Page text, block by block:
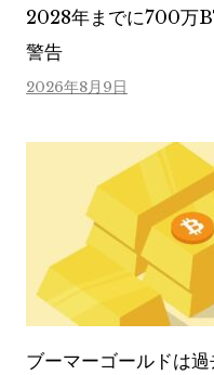
2028年までに700万
警告
2026年8月9日
ブーマーゴールドは